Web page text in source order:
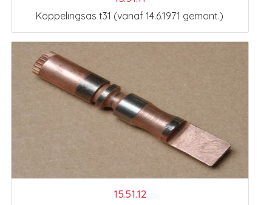
Koppelingsas t31 (vanaf 14.6.1971 gemont.)
15.51.12